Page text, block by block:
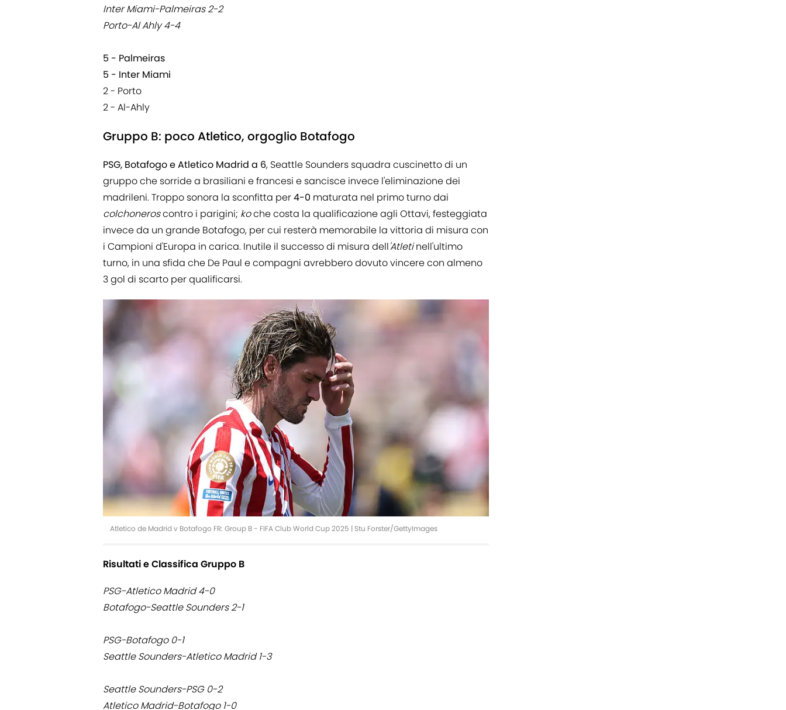
Inter Miami-Palmeiras 2-2
Porto-Al Ahly 4-4
5 - Palmeiras
5 - Inter Miami
2 - Porto
2 - Al-Ahly
Gruppo B: poco Atletico, orgoglio Botafogo
PSG, Botafogo e Atletico Madrid a 6, Seattle Sounders squadra cuscinetto di un
gruppo che sorride a brasiliani e francesi e sancisce invece l'eliminazione dei
madrileni. Troppo sonora la sconfitta per4-0 maturata nel primo turno dai
colchoneroscontro i parigini; koche costa la qualificazione agli Ottavi, festeggiata
invece da un grande Botafogo, per cui resterà memorabile la vittoria di misura con
i Campioni d'Europa in carica. Inutile il successo di misura dell'Atletinell'ultimo
turno, in una sfida che De Paul e compagni avrebbero dovuto vincere con almeno
3 gol di scarto per qualificarsi.
Atletico de Madrid v Botafogo FR: Group B - FIFA Club World Cup 2025 | Stu Forster/GettyImages
Risultati e Classifica Gruppo B
PSG-Atletico Madrid 4-0
Botafogo-Seattle Sounders 2-1
PSG-Botafogo 0-1
Seattle Sounders-Atletico Madrid 1-3
Seattle Sounders-PSG 0-2
Atletico Madrid-Botafogo 1-0